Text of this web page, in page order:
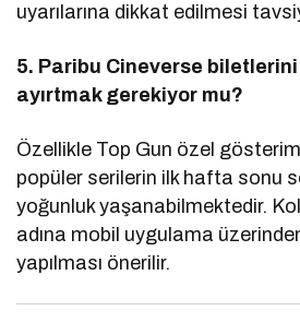
uyarılarına dikkat edilmesi
5. Paribu Cineverse
ayırtmak gerekiyor mu?
Özellikle Top Gun özel
popüler serilerin ilk hafta sonu
yoğunluk yaşanabilmektedir.
adına mobil uygulama
yapılması önerilir.